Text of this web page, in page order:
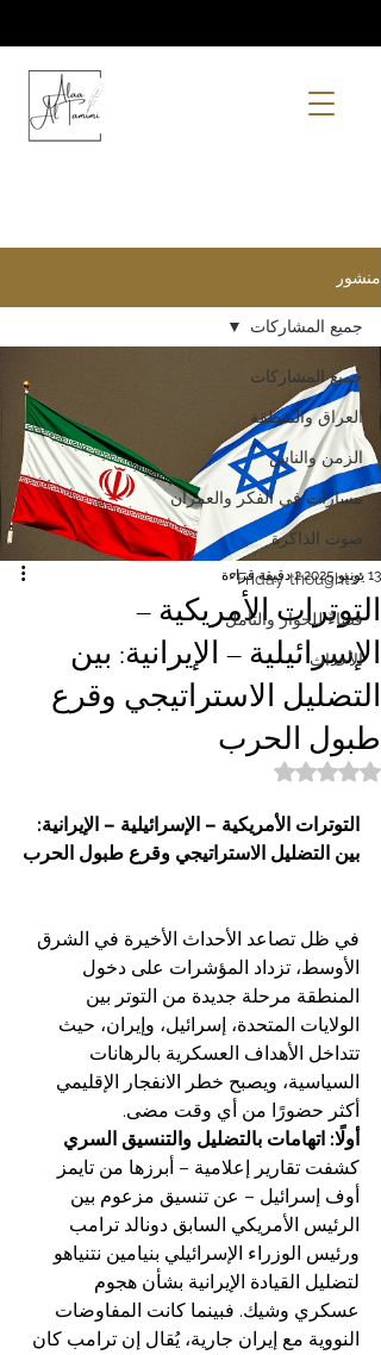
منشور
جميع المشاركات
العراق والمنطقة
الزمن والناس
مسارات في الفكر والعمران
صوت الذاكرة
"Friday thoughts"
فضاءٌ للحوار والتأمل
الأحداث
جميع المشاركات
التوترات الأمريكية –
الإسرائيلية – الإيرانية: بين
التضليل الاستراتيجي وقرع
طبول الحرب
13 يونيو 2025 2 دقيقة قراءة
تم التقييم بـ ليس رقمًا من أصل 5 نجوم.
التوترات الأمريكية – الإسرائيلية – الإيرانية:
بين التضليل الاستراتيجي وقرع طبول الحرب
في ظل تصاعد الأحداث الأخيرة في الشرق
الأوسط، تزداد المؤشرات على دخول
المنطقة مرحلة جديدة من التوتر بين
الولايات المتحدة، إسرائيل، وإيران، حيث
تتداخل الأهداف العسكرية بالرهانات
السياسية، ويصبح خطر الانفجار الإقليمي
أكثر حضورًا من أي وقت مضى.
أولًا: اتهامات بالتضليل والتنسيق السري
كشفت تقارير إعلامية – أبرزها من تايمز
أوف إسرائيل – عن تنسيق مزعوم بين
الرئيس الأمريكي السابق دونالد ترامب
ورئيس الوزراء الإسرائيلي بنيامين نتنياهو
لتضليل القيادة الإيرانية بشأن هجوم
عسكري وشيك. فبينما كانت المفاوضات
النووية مع إيران جارية، يُقال إن ترامب كان